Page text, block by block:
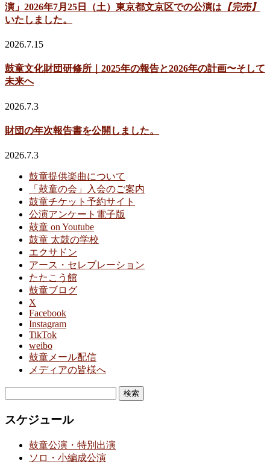
演」2026年7月25日（土）東京都文京区での公演は 【完売】
いたしました。
2026.7.15
鼓童文化財団研修所｜2025年の報告と2026年の計画〜そして
未来へ
2026.7.3
財団の年次報告書を公開しました。
2026.7.3
鼓童提供楽曲について
「鼓童の会」入会のご案内
鼓童チケット予約サイト
公演アンケート電子版
鼓童 on Youtube
鼓童 太鼓の学校
エクサドン
アース・セレブレーション
たたこう館
鼓童ブログ
X
Facebook
Instagram
TikTok
weibo
鼓童メール配信
メディアの皆様へ
スケジュール
鼓童公演・特別出演
ソロ・小編成公演